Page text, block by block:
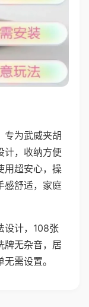
专为武威夹胡
计，收纳方便
用超安心，操
感舒适，家庭
设计，108张
牌无杂音，居
需设置。